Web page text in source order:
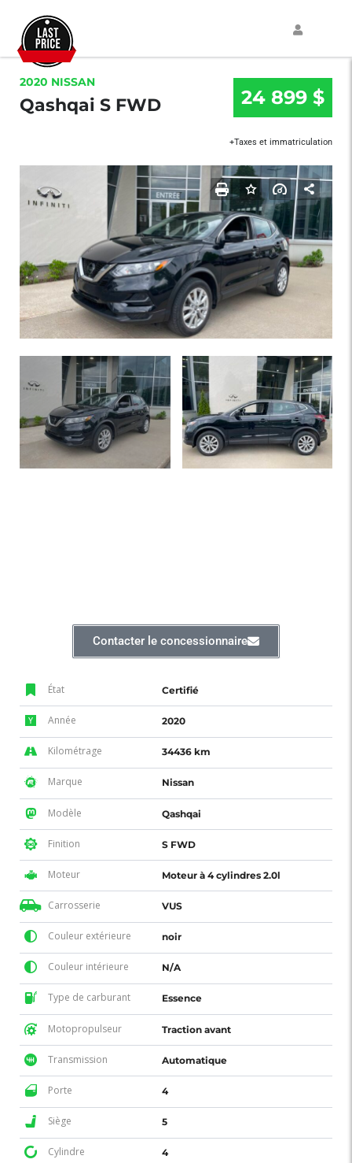
2020 NISSAN
Qashqai S FWD 24 899 $
+Taxes et immatriculation
Contacter le concessionnaire
État Certifié
Année 2020
Kilométrage 34436 km
Marque Nissan
Modèle Qashqai
Finition S FWD
Moteur Moteur à 4 cylindres 2.0l
Carrosserie VUS
Couleur extérieure noir
Couleur intérieure N/A
Type de carburant Essence
Motopropulseur Traction avant
Transmission Automatique
Porte 4
Siège 5
Cylindre 4